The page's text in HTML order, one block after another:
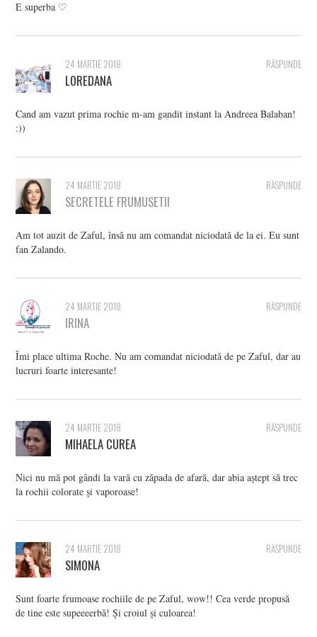
E superba ♡
RĂSPUNDE
24 MARTIE 2018
LOREDANA
Cand am vazut prima rochie m-am gandit instant la Andreea Balaban!
:))
RĂSPUNDE
24 MARTIE 2018
SECRETELE FRUMUSETII
Am tot auzit de Zaful, însă nu am comandat niciodată de la ei. Eu sunt
fan Zalando.
RĂSPUNDE
24 MARTIE 2018
IRINA
Îmi place ultima Roche. Nu am comandat niciodată de pe Zaful, dar au
lucruri foarte interesante!
RĂSPUNDE
24 MARTIE 2018
MIHAELA CUREA
Nici nu mă pot gândi la vară cu zăpada de afară, dar abia aștept să trec
la rochii colorate și vaporoase!
RĂSPUNDE
24 MARTIE 2018
SIMONA
Sunt foarte frumoase rochiile de pe Zaful, wow!! Cea verde propusă
de tine este supeeeerbă! Și croiul și culoarea!